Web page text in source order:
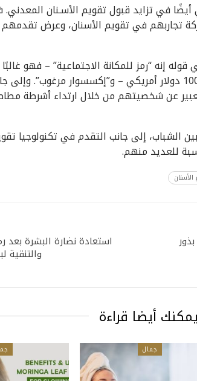
في تزايد قبول تقويم الأسـنان
تجاربهم في تقويم الأسنان، وعرض
إنه “رمز للمكانة الاجتماعية” – فهو غالبًا
ويتراوح سعره، بحسب التقارير، بين 3000 و10000 دولار أمريكي –
عن شخصيتهم من خلال ارتداء أشرطة
الشباب، إلى جانب التقدم في تكنولوجيا
للعديد منهم.
والتنقية
يمكنك أيضا قراءة
جمال